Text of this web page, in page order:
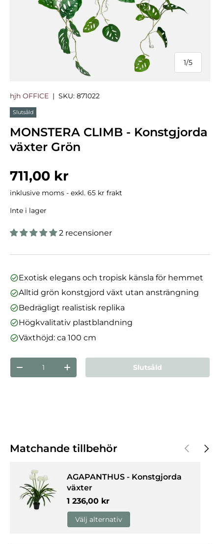
1/
från
5
hjh OFFICE | SKU: 871022
Slutsåld
MONSTERA CLIMB - Konstgjorda
växter Grön
Normalpris
711,00 kr
inklusive moms - exkl. 65 kr frakt
Inte i lager
2 recensioner
Exotisk elegans och tropisk känsla för hemmet
Alltid grön konstgjord växt utan ansträngning
Bedrägligt realistisk replika
Högkvalitativ plastblandning
Växthöjd: ca 100 cm
nummer
Minska mängdenÖka kvantiteten Slutsåld
Matchande tillbehör Nästa
AGAPANTHUS - Konstgjorda
växter
Normalpris
1 236,00 kr
Välj alternativ